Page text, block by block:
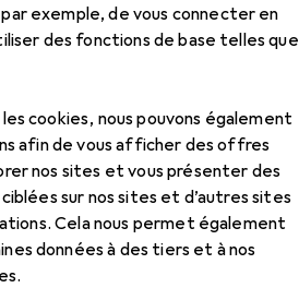
exemple, de vous connecter en
des fonctions de base telles que
cookies, nous pouvons également
afin de vous afficher des offres
nos sites et vous présenter des
sur nos sites et d’autres sites
Cela nous permet également
données à des tiers et à nos
Color Expert 2
compatibles avec le
Polyst 10cm 4 mm, Ø 17
Matériaux de protection